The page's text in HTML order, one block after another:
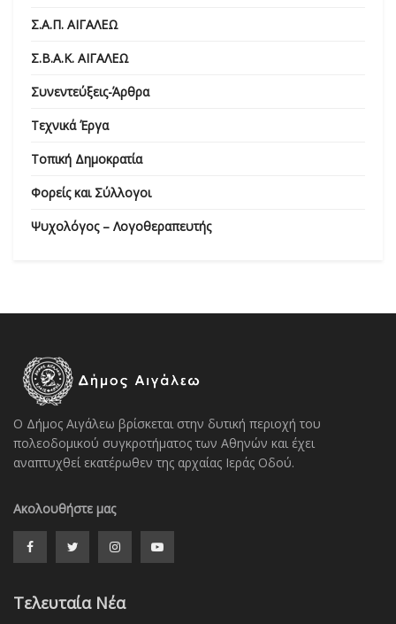
Σ.Α.Π. ΑΙΓΑΛΕΩ
Σ.Β.Α.Κ. ΑΙΓΑΛΕΩ
Συνεντεύξεις-Άρθρα
Τεχνικά Έργα
Τοπική Δημοκρατία
Φορείς και Σύλλογοι
Ψυχολόγος – Λογοθεραπευτής
Ο Δήμος Αιγάλεω βρίσκεται στην δυτική περιοχή του
πολεοδομικού συγκροτήματος των Αθηνών και έχει
αναπτυχθεί εκατέρωθεν της αρχαίας Ιεράς Οδού.
Ακολουθήστε μας
Τελευταία Νέα